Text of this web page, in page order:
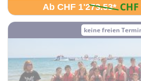
Ab CHF 1'273.53*
keine freien